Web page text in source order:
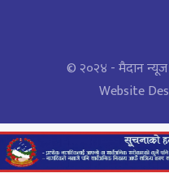
© २०२४ - मैदान न्यूज
Website